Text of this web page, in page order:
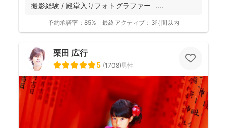
撮影経験 / 殿堂入りフォトグラファー ....
予約承諾率： 85% 最終アクティブ： 3時間以内
栗田 広行
5 (1708)男性